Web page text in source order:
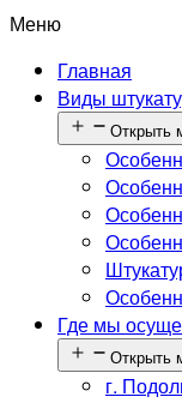
Меню
Главная
Виды
Открыть
Где мы
Открыть
г.